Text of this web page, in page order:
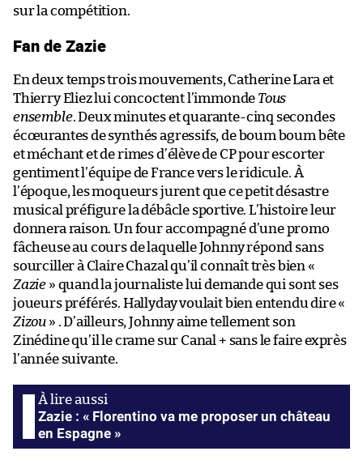
sur la compétition.
Fan de Zazie
En deux temps trois mouvements, Catherine Lara et
Thierry Eliez lui concoctent l’immonde Tous
ensemble. Deux minutes et quarante-cinq secondes
écœurantes de synthés agressifs, de boum boum bête
et méchant et de rimes d’élève de CP pour escorter
gentiment l’équipe de France vers le ridicule. À
l’époque, les moqueurs jurent que ce petit désastre
musical préfigure la débâcle sportive. L’histoire leur
donnera raison. Un four accompagné d’une promo
fâcheuse au cours de laquelle Johnny répond sans
sourciller à Claire Chazal qu’il connaît très bien «
Zazie » quand la journaliste lui demande qui sont ses
joueurs préférés. Hallyday voulait bien entendu dire «
Zizou » . D’ailleurs, Johnny aime tellement son
Zinédine qu’il le crame sur Canal + sans le faire exprès
l’année suivante.
Zazie : « Florentino va me proposer un château
en Espagne »